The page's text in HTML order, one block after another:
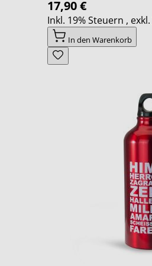
17,90 €
Inkl. 19% Steuern , exkl.
In den Warenkorb